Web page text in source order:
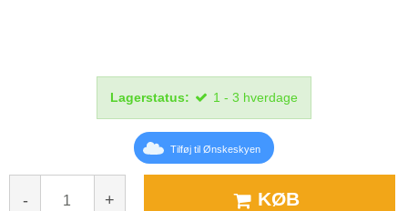
Lagerstatus: 1 - 3 hverdage
Tilføj til Ønskeskyen
- + KØB